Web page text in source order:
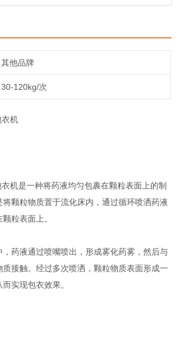
其他品牌
30-120kg/次
机
是一种将药液均匀包裹在颗粒表面上的制
颗粒物质置于流化床内，通过循环喷洒药液
粒表面上。
药液通过喷嘴喷出，形成雾化药雾，然后与
接触。经过多次喷洒，颗粒物质表面形成一
实现包衣效果。